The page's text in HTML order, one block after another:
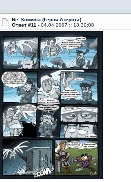
Re: Комисы (Герои Азерота)
Ответ #11 - 04.04.2007 :: 18:30:08